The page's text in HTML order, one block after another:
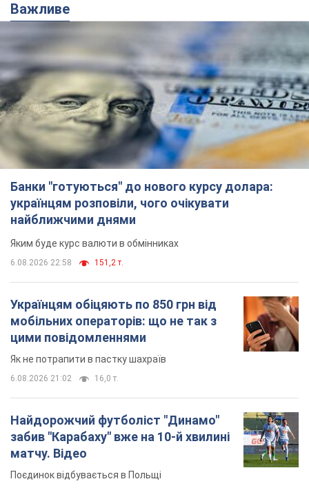
Важливе
Банки "готуються" до нового курсу долара:
українцям розповіли, чого очікувати
найближчими днями
Яким буде курс валюти в обмінниках
6.08.2026 22:58 151,2 т.
Українцям обіцяють по 850 грн від
мобільних операторів: що не так з
цими повідомленнями
Як не потрапити в пастку шахраїв
6.08.2026 21:02 16,0 т.
Найдорожчий футболіст "Динамо"
забив "Карабаху" вже на 10-й хвилині
матчу. Відео
Поєдинок відбувається в Польщі